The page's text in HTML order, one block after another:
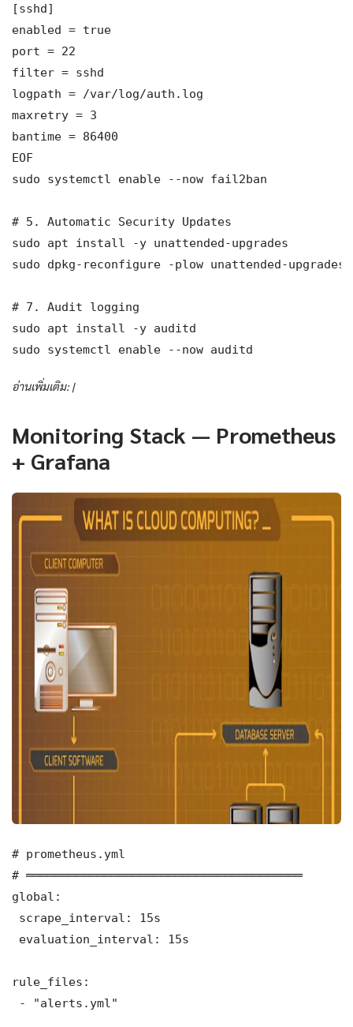
[sshd]
enabled = true
port = 22
filter = sshd
logpath = /var/log/auth.log
maxretry = 3
bantime = 86400
EOF
sudo systemctl enable --now fail2ban
# 5. Automatic Security Updates
sudo apt install -y unattended-upgrades
sudo dpkg-reconfigure -plow unattended-upgrades
# 7. Audit logging
sudo apt install -y auditd
sudo systemctl enable --now auditd
อ่านเพิ่มเติม: |
Monitoring Stack — Prometheus
+ Grafana
# prometheus.yml
# ═══════════════════════════════════════
global:
scrape_interval: 15s
evaluation_interval: 15s
rule_files:
- "alerts.yml"